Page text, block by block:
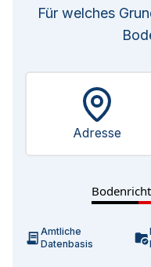
Für welches
Adresse
Amtliche
Datenbasis